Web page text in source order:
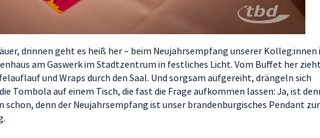
drinnen geht es heiß her – beim Neujahrsempfang unserer Kolleg:innen
am Gaswerk im Stadtzentrum in festliches Licht. Vom Buffet her
und Wraps durch den Saal. Und sorgsam aufgereiht, drängeln sich
Tombola auf einem Tisch, die fast die Frage aufkommen lassen: Ja, ist
schon, denn der Neujahrsempfang ist unser brandenburgisches Pendant zur